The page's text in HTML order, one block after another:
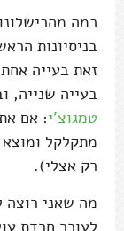
כמה
בניסיונות
זאת בעייה
בעייה שנייה,
טמגוצ'י: אם
מתקלקל
רק אצלי).
מה שאני רוצה
לעורר חרדת